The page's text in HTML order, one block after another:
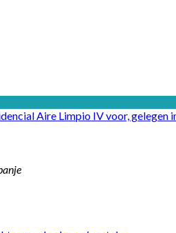
Aire Limpio IV voor, gelegen